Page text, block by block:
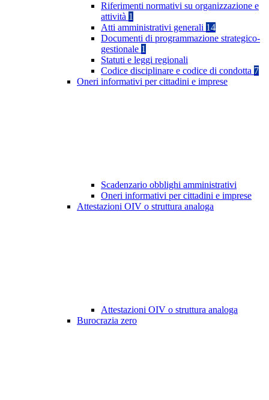
Riferimenti normativi su organizzazione e
attività 1
Atti amministrativi generali 14
Documenti di programmazione strategico-
gestionale 1
Statuti e leggi regionali
Codice disciplinare e codice di condotta 7
Oneri informativi per cittadini e imprese
Scadenzario obblighi amministrativi
Oneri informativi per cittadini e imprese
Attestazioni OIV o struttura analoga
Attestazioni OIV o struttura analoga
Burocrazia zero